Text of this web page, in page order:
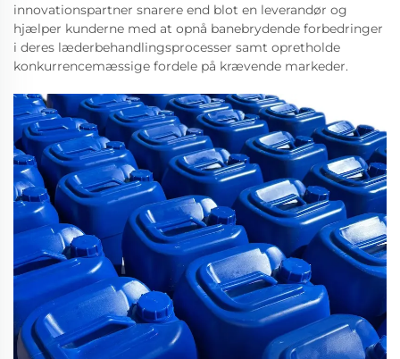
innovationspartner snarere end blot en leverandør og
hjælper kunderne med at opnå banebrydende forbedringer
i deres læderbehandlingsprocesser samt opretholde
konkurrencemæssige fordele på krævende markeder.